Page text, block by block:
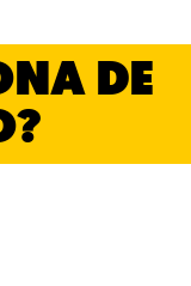
DE